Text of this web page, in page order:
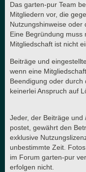
Das garten-pur Team
Mitgliedern vor, die
Nutzungshinweise oder
Eine Begründung muss
Mitgliedschaft ist nicht
Beiträge und
wenn eine
Beendigung oder
keinerlei Anspruch auf
Jeder, der Beiträge
postet, gewährt den
exklusive
unbestimmte Zeit.
im Forum garten-pur
erfolgen nicht.